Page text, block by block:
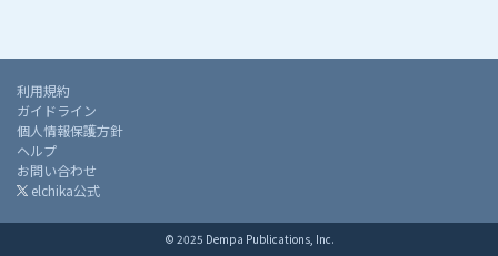
利用規約
ガイドライン
個人情報保護方針
ヘルプ
お問い合わせ
elchika公式
© 2025 Dempa Publications, Inc.